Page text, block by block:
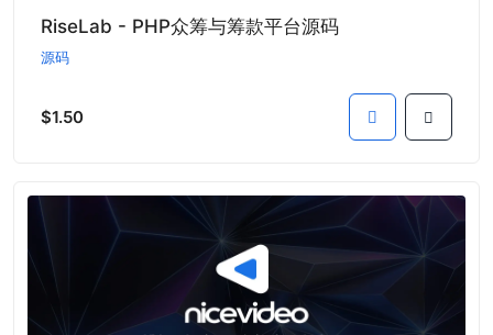
RiseLab - PHP众筹与筹款平台源码
源码
$1.50